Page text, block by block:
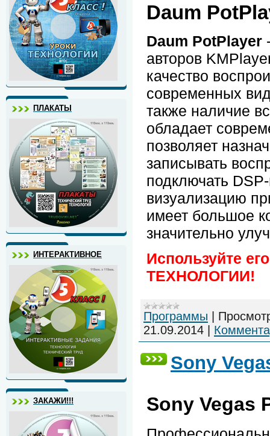
ПЛАКАТЫ
ИНТЕРАКТИВНОЕ
ЗАКАЖИ!!!
Daum
Daum PotPlayer
авторов
качество
современных
также наличие
обладает
позволяет
записывать
подключать
визуализацию
имеет большое
значительно
Используйте
ТЕХНОЛОГИИ!
Программы |
21.09.2014 |
Sony
Sony Vegas